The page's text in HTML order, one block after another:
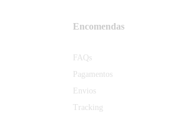
Encomendas
FAQs
Pagamentos
Envios
Tracking